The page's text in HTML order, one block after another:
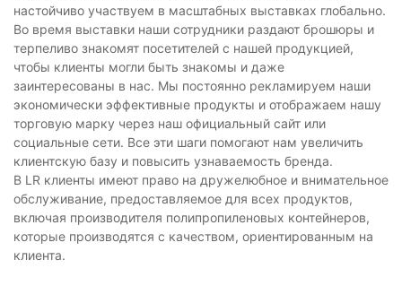
настойчиво участвуем в масштабных выставках глобально.
Во время выставки наши сотрудники раздают брошюры и
терпеливо знакомят посетителей с нашей продукцией,
чтобы клиенты могли быть знакомы и даже
заинтересованы в нас. Мы постоянно рекламируем наши
экономически эффективные продукты и отображаем нашу
торговую марку через наш официальный сайт или
социальные сети. Все эти шаги помогают нам увеличить
клиентскую базу и повысить узнаваемость бренда.
В LR клиенты имеют право на дружелюбное и внимательное
обслуживание, предоставляемое для всех продуктов,
включая производителя полипропиленовых контейнеров,
которые производятся с качеством, ориентированным на
клиента.